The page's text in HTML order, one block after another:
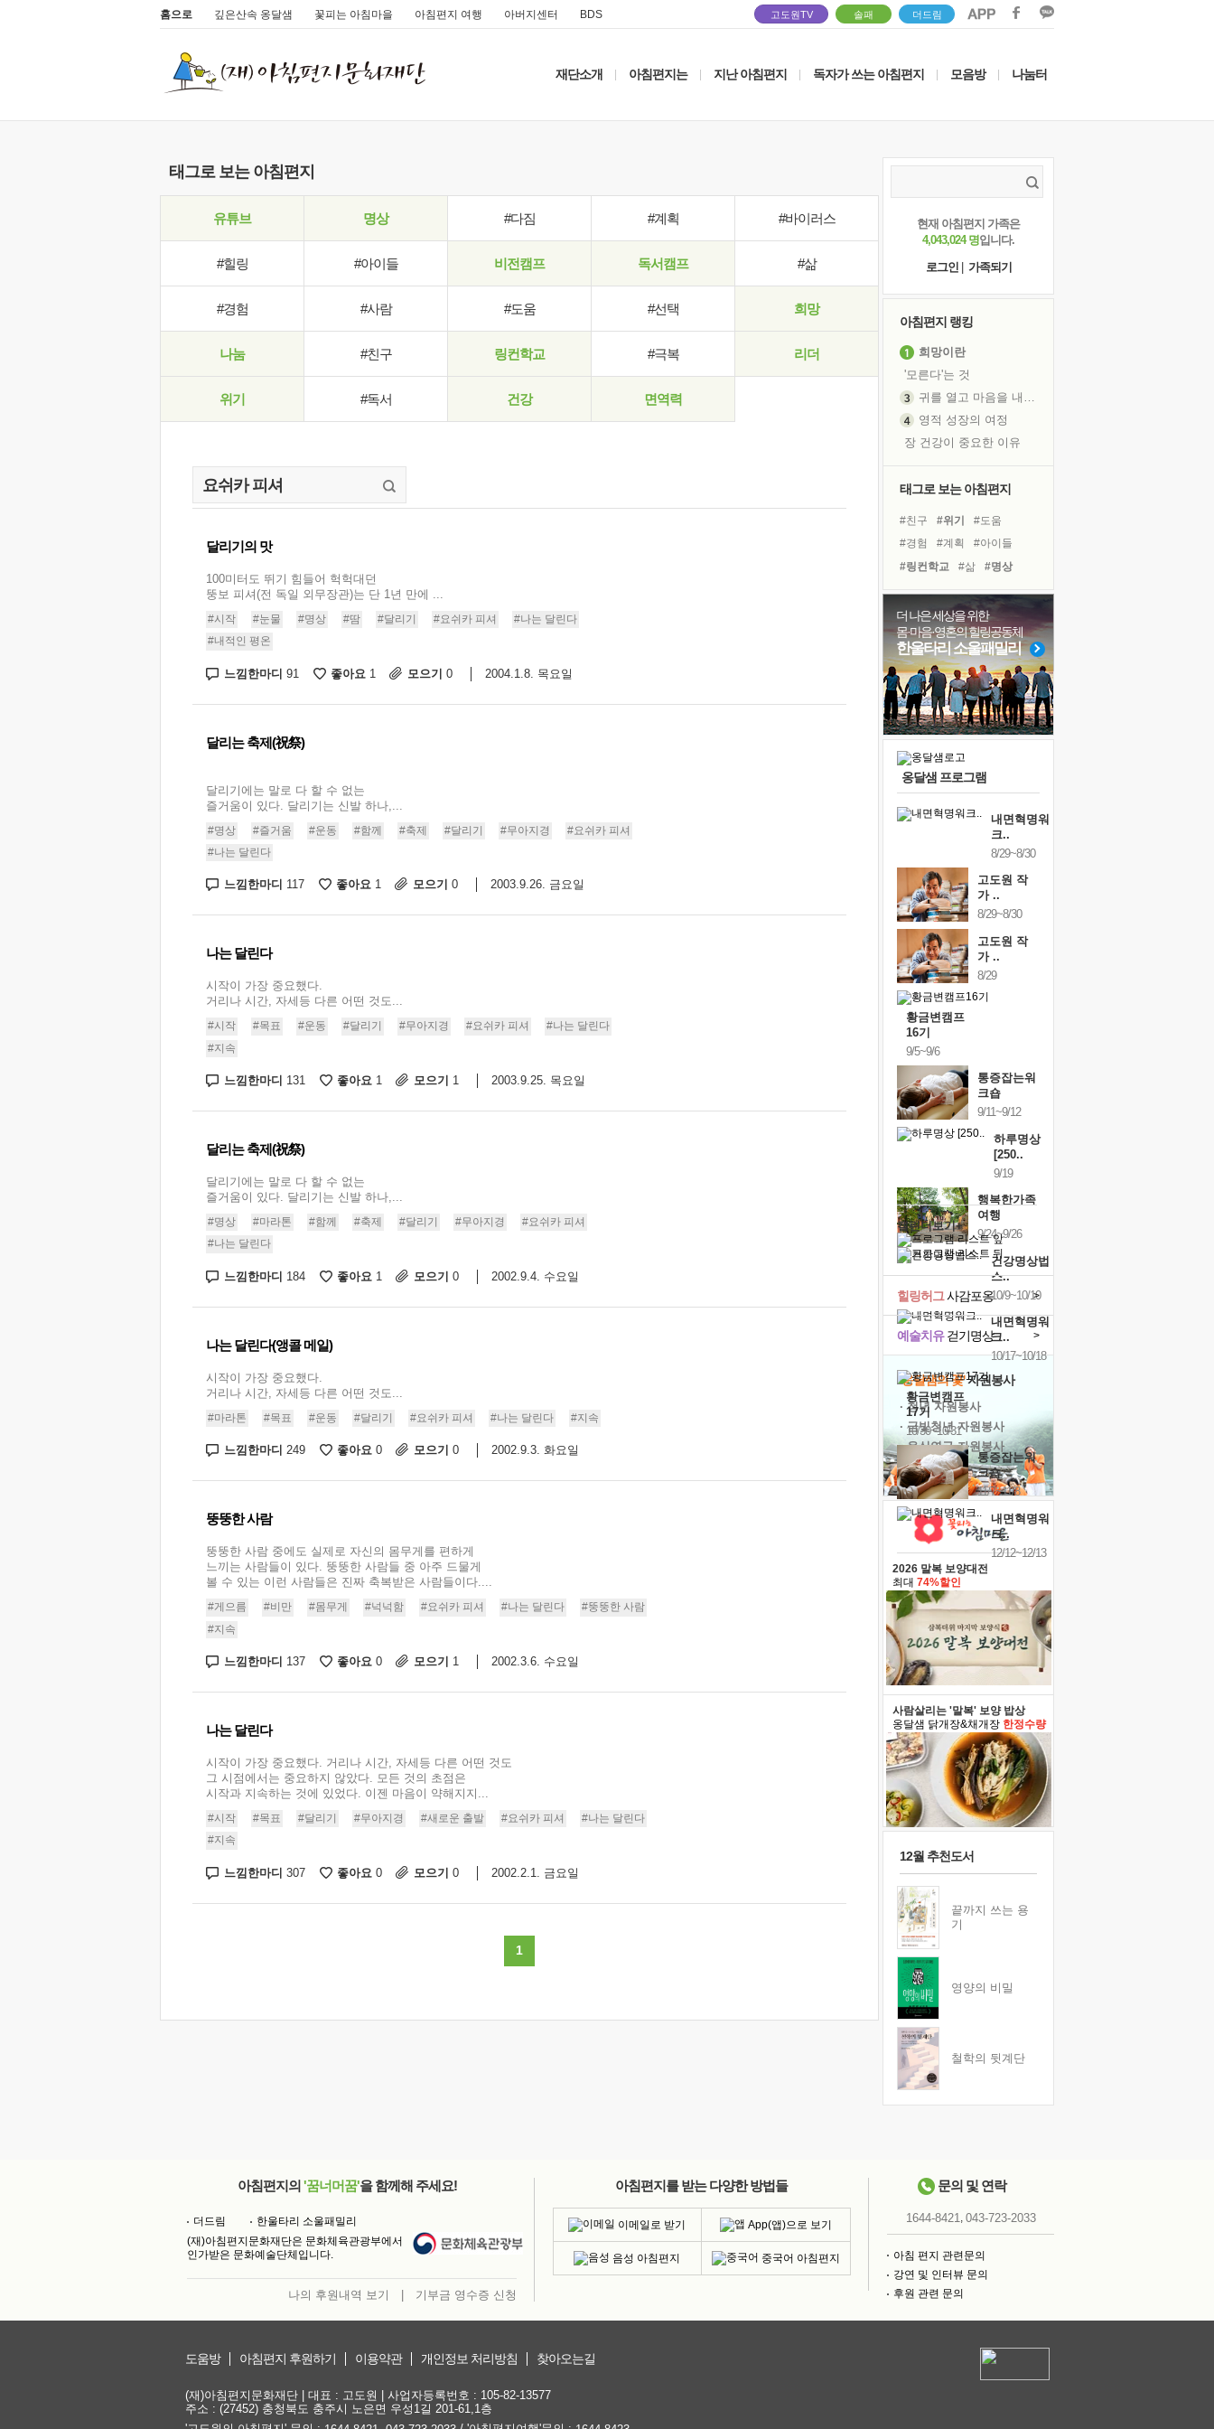
홈으로 깊은산속 옹달샘 꽃피는 아침마을 아침편지 여행 아버지센터 BDS 고도원TV 솔패 더드림
재단소개 아침편지는 지난 아침편지 독자가 쓰는 아침편지 모음방 나눔터
태그로 보는 아침편지
유튜브 명상 #다짐 #계획 #바이러스
#힐링 #아이들 비전캠프 독서캠프 #삶
#경험 #사람 #도움 #선택 희망
나눔 #친구 링컨학교 #극복 리더
위기 #독서 건강 면역력
달리기의 맛
100미터도 뛰기 힘들어 헉헉대던
뚱보 피셔(전 독일 외무장관)는 단 1년 만에 ...
#시작 #눈물 #명상 #땀 #달리기 #요쉬카 피셔
#나는 달린다
#내적인 평온
느낌한마디 91 좋아요 1 모으기 0 2004.1.8. 목요일
달리는 축제(祝祭)
달리기에는 말로 다 할 수 없는
즐거움이 있다. 달리기는 신발 하나,...
#명상 #즐거움 #운동 #함께 #축제 #달리기 #무아지경
#요쉬카 피셔
#나는 달린다
느낌한마디 117 좋아요 1 모으기 0 2003.9.26. 금요일
나는 달린다
시작이 가장 중요했다.
거리나 시간, 자세등 다른 어떤 것도...
#시작 #목표 #운동 #달리기 #무아지경 #요쉬카 피셔
#나는 달린다
#지속
느낌한마디 131 좋아요 1 모으기 1 2003.9.25. 목요일
달리는 축제(祝祭)
달리기에는 말로 다 할 수 없는
즐거움이 있다. 달리기는 신발 하나,...
#명상 #마라톤 #함께 #축제 #달리기 #무아지경
#요쉬카 피셔
#나는 달린다
느낌한마디 184 좋아요 1 모으기 0 2002.9.4. 수요일
나는 달린다(앵콜 메일)
시작이 가장 중요했다.
거리나 시간, 자세등 다른 어떤 것도...
#마라톤 #목표 #운동 #달리기 #요쉬카 피셔 #나는 달린다 #지속
느낌한마디 249 좋아요 0 모으기 0 2002.9.3. 화요일
뚱뚱한 사람
뚱뚱한 사람 중에도 실제로 자신의 몸무게를 편하게
느끼는 사람들이 있다. 뚱뚱한 사람들 중 아주 드물게
볼 수 있는 이런 사람들은 진짜 축복받은 사람들이다....
#게으름 #비만 #몸무게 #넉넉함 #요쉬카 피셔 #나는 달린다
#뚱뚱한 사람
#지속
느낌한마디 137 좋아요 0 모으기 1 2002.3.6. 수요일
나는 달린다
시작이 가장 중요했다. 거리나 시간, 자세등 다른 어떤 것도
그 시점에서는 중요하지 않았다. 모든 것의 초점은
시작과 지속하는 것에 있었다. 이젠 마음이 약해지지...
#시작 #목표 #달리기 #무아지경 #새로운 출발 #요쉬카 피셔
#나는 달린다
#지속
느낌한마디 307 좋아요 0 모으기 0 2002.2.1. 금요일
1
현재 아침편지 가족은
4,043,024 명입니다.
로그인
가족되기
아침편지 랭킹
희망이란
'모른다'는 것
귀를 열고 마음을 내어주고
영적 성장의 여정
장 건강이 중요한 이유
꿈이 실제가 되는 것
'말 타는 법'을 먼저
졸업식 사진을 보며
극심한 변비, 어깨결림, 수면 장애
아픈 아버지를 위한 공간 설계
슬럼프
보고 싶은 어머니
못된 꼰대들
태그로 보는 아침편지
#친구 #위기
#도움
#경험
#계획
#아이들
#링컨학교
#삶
#명상
#면역력
#바이러스
#건강
#비전캠프
#사람
#선택
#리더
#나눔
#독서
#유튜브
#희망
#극복
더 나은 세상을 위한
몸·마음·영혼의 힐링공동체
한울타리 소울패밀리
옹달샘 프로그램
내면혁명워
크..
8/29~8/30
고도원 작
가 ..
8/29~8/30
고도원 작
가 ..
8/29
황금변캠프
16기
9/5~9/6
통증잡는워
크숍
9/11~9/12
하루명상
[250..
9/19
행복한가족
여행
9/24~9/26
건강명상법
스..
10/9~10/10
내면혁명워
크..
10/17~10/18
황금변캠프
17기
10/30~10/31
통증잡는워
크숍
11/7~11/8
내면혁명워
크..
12/12~12/13
캘린더보기+
예술치유걷기명상 >
힐링허그사감포옹 >
'옹달샘의 꽃'자원봉사
· 청년 자원봉사
· 금빛청년 자원봉사
· 음식연구 자원봉사
2026 말복 보양대전
최대 74%할인
사람살리는 '말복' 보양 밥상
옹달샘 닭개장&채개장 한정수량
12월 추천도서
끝까지 쓰는 용
기
영양의 비밀
철학의 뒷계단
아침편지의 '꿈너머꿈'을 함께해 주세요!
더드림
한울타리 소울패밀리
(재)아침편지문화재단은 문화체육관광부에서
인가받은 문화예술단체입니다.
나의 후원내역 보기 기부금 영수증 신청
아침편지를 받는 다양한 방법들
이메일로 받기 App(앱)으로 보기
음성 아침편지 중국어 아침편지
문의 및 연락
1644-8421, 043-723-2033
아침 편지 관련문의
강연 및 인터뷰 문의
후원 관련 문의
도움방 아침편지 후원하기 이용약관 개인정보 처리방침 찾아오는길
(재)아침편지문화재단 | 대표 : 고도원 | 사업자등록번호 : 105-82-13577
주소 : (27452) 충청북도 충주시 노은면 우성1길 201-61,1층